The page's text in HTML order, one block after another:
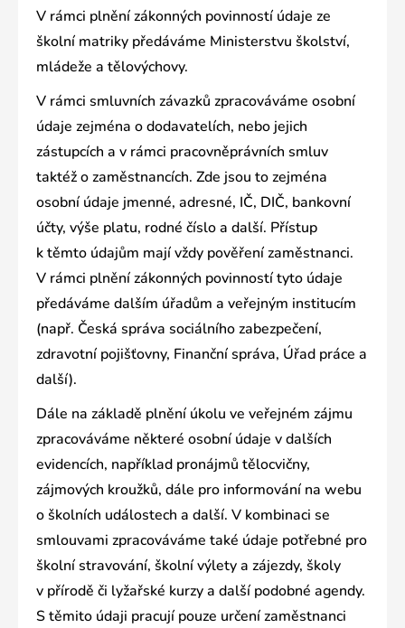
V rámci plnění zákonných povinností údaje ze
školní matriky předáváme Ministerstvu školství,
mládeže a tělovýchovy.
V rámci smluvních závazků zpracováváme osobní
údaje zejména o dodavatelích, nebo jejich
zástupcích a v rámci pracovněprávních smluv
taktéž o zaměstnancích. Zde jsou to zejména
osobní údaje jmenné, adresné, IČ, DIČ, bankovní
účty, výše platu, rodné číslo a další. Přístup
k těmto údajům mají vždy pověření zaměstnanci.
V rámci plnění zákonných povinností tyto údaje
předáváme dalším úřadům a veřejným institucím
(např. Česká správa sociálního zabezpečení,
zdravotní pojišťovny, Finanční správa, Úřad práce a
další).
Dále na základě plnění úkolu ve veřejném zájmu
zpracováváme některé osobní údaje v dalších
evidencích, například pronájmů tělocvičny,
zájmových kroužků, dále pro informování na webu
o školních událostech a další. V kombinaci se
smlouvami zpracováváme také údaje potřebné pro
školní stravování, školní výlety a zájezdy, školy
v přírodě či lyžařské kurzy a další podobné agendy.
S těmito údaji pracují pouze určení zaměstnanci